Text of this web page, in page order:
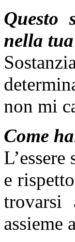
Questo
nella
non mi
Come
e
assieme